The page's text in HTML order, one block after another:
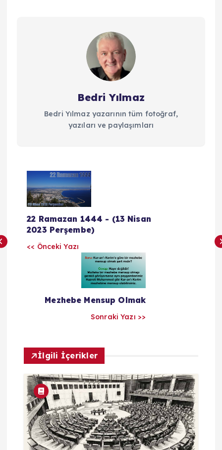
Bedri Yılmaz
Bedri Yılmaz yazarının tüm fotoğraf,
yazıları ve paylaşımları
Y
a
z
m
22 Ramazan 1444 - (13 Nisan
2023 Perşembe)
<< Önceki Yazı
Mezhebe Mensup Olmak
Sonraki Yazı >>
İlgili İçerikler